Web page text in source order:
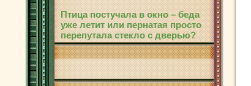
Птица постучала в окно – беда
уже летит или пернатая просто
перепутала стекло с дверью?